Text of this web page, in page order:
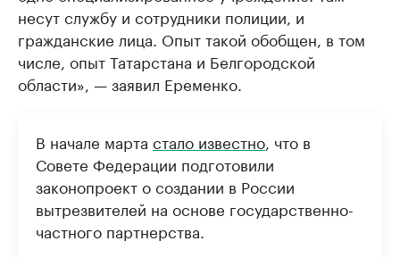
несут службу и сотрудники полиции, и
гражданские лица. Опыт такой обобщен, в том
числе, опыт Татарстана и Белгородской
области», — заявил Еременко.
В начале марта стало известно , что в
Совете Федерации подготовили
законопроект о создании в России
вытрезвителей на основе государственно-
частного партнерства.